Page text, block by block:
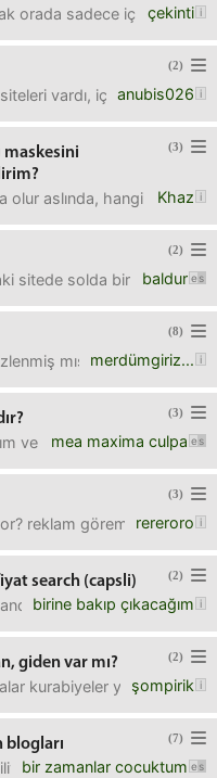
çekinti
orada sadece iç hat ve dış
(2)
anubis026
vardı, içinde binlerce
(3)
Khaz
olur aslında, hangi
(2)
baldur
sitede solda bir
(8)
merdümgiriz...
mısır yapraklarını
(3)
mea maxima culpa
ve bakkaldan öteye
(3)
rereroro
reklam göremedim
(2)
search (capsli)
birine bakıp çıkacağım
alan arkadaş varmı?
(2)
giden var mı?
şompirik
kurabiyeler yapmaya
(7)
blogları
bir zamanlar cocuktum
ancak aradığım